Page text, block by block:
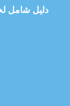
دليل شامل